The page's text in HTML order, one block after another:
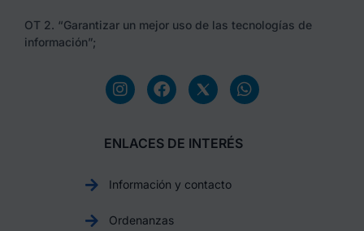
OT 2. “Garantizar un mejor uso de las tecnologías de
información”;
ENLACES DE INTERÉS
Información y contacto
Ordenanzas